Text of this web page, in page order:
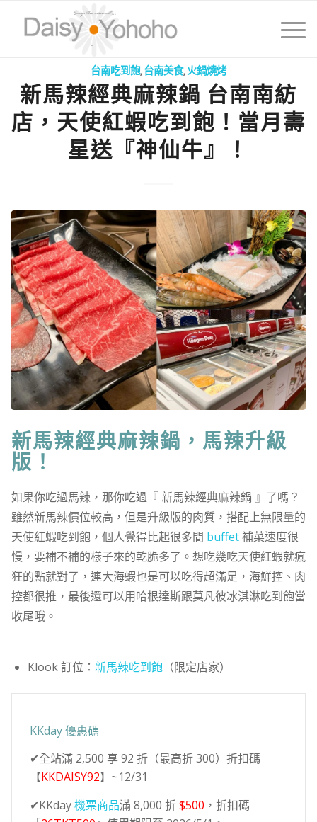
台南吃到飽,台南美食,火鍋燒烤
新馬辣經典麻辣鍋 台南南紡
店，天使紅蝦吃到飽！當月壽
星送『神仙牛』！
新馬辣經典麻辣鍋，馬辣升級
版！
如果你吃過馬辣，那你吃過『 新馬辣經典麻辣鍋 』了嗎？
雖然新馬辣價位較高，但是升級版的肉質，搭配上無限量的
天使紅蝦吃到飽，個人覺得比起很多間 buffet補菜速度很
慢，要補不補的樣子來的乾脆多了。想吃幾吃天使紅蝦就瘋
狂的點就對了，連大海蝦也是可以吃得超滿足，海鮮控、肉
控都很推，最後還可以用哈根達斯跟莫凡彼冰淇淋吃到飽當
收尾哦。
Klook 訂位： 新馬辣吃到飽（限定店家）
KKday 優惠碼
✔全站滿 2,500 享 92 折（最高折 300）折扣碼
【KKDAISY92】~12/31
✔KKday機票商品滿 8,000 折$500 ，折扣碼